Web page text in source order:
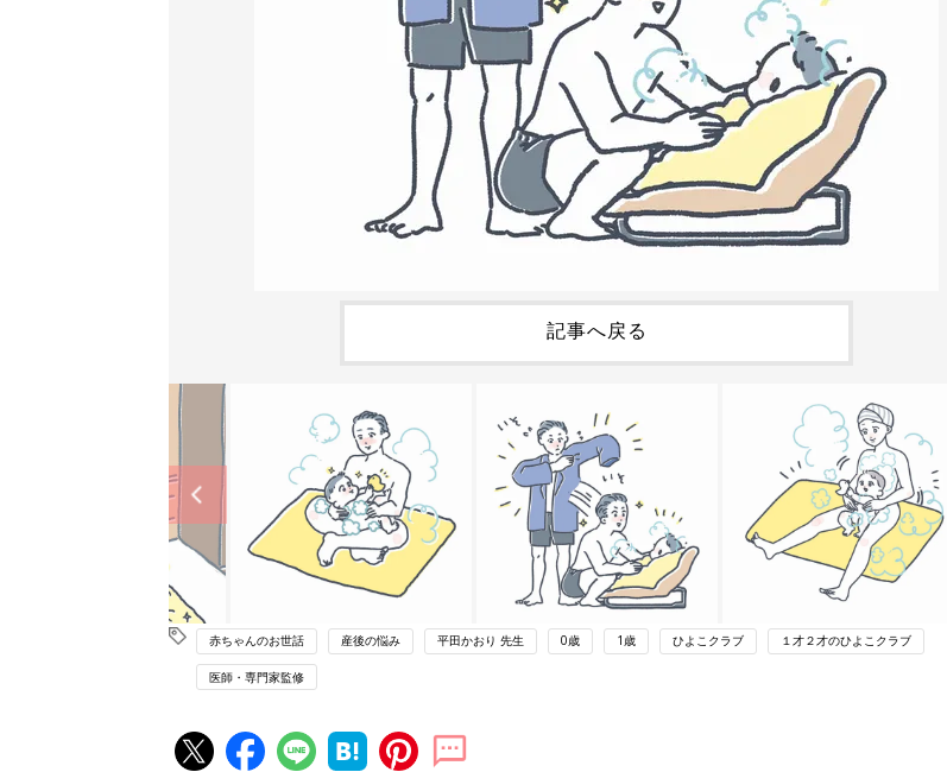
記事へ戻る
赤ちゃんのお世話 産後の悩み 平田かおり 先生 0歳 1歳 ひよこクラブ １才２才のひよこクラブ
医師・専門家監修